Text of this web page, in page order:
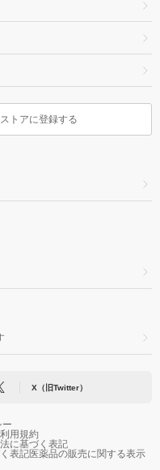
トアに登録する
X（旧Twitter）
ー
用規約
に基づく表記
表記医薬品の販売に関する表示